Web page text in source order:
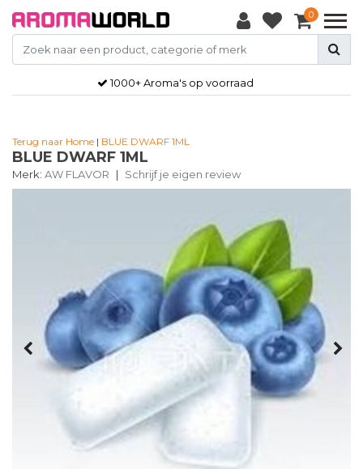
0
1000+ Aroma's op voorraad
Terug naar Home | BLUE DWARF 1ML
BLUE DWARF 1ML
Merk: AW FLAVOR | Schrijf je eigen review